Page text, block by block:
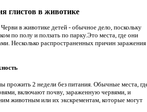
глистов в животике
в животике детей - обычное дело, поскольку
по полу и ползать по парку.Это места, где они
Несколько распространенных причин заражения
прожить 2 недели без питания. Обычные места,
включают почву, зараженную червями, и
животным или их экскрементам, которые могут